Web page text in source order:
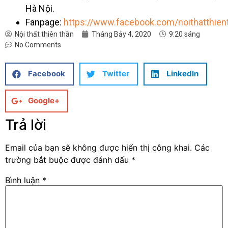
Hà Nội.
Fanpage: https://www.facebook.com/
Nội thất thiên thần Tháng Bảy 4, 2020
9:20 sáng
No Comments
Facebook Twitter LinkedIn
Google+
Trả lời
Email của bạn sẽ không được hiển thị công khai. Các
trường bắt buộc được đánh dấu *
Bình luận *